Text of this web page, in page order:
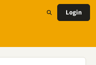
Login